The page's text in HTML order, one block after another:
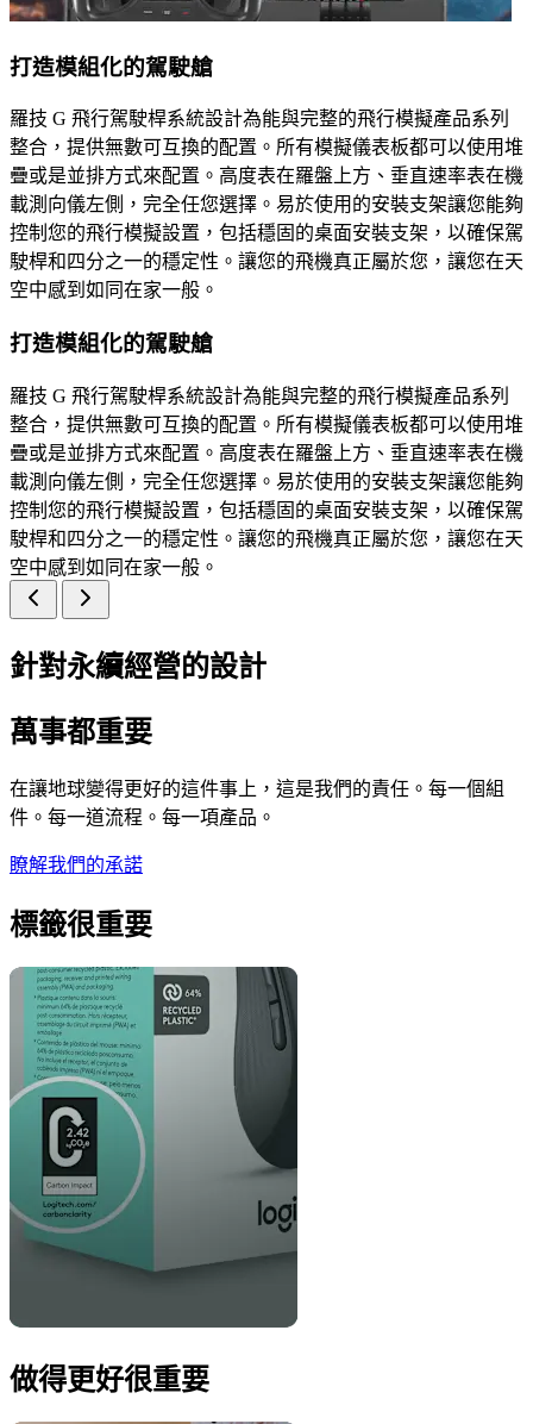
打造模組化的駕駛艙
羅技 G 飛行駕駛桿系統設計為能與完整的飛行模擬產品系列
整合，提供無數可互換的配置。所有模擬儀表板都可以使用堆
疊或是並排方式來配置。高度表在羅盤上方、垂直速率表在機
載測向儀左側，完全任您選擇。易於使用的安裝支架讓您能夠
控制您的飛行模擬設置，包括穩固的桌面安裝支架，以確保駕
駛桿和四分之一的穩定性。讓您的飛機真正屬於您，讓您在天
空中感到如同在家一般。
打造模組化的駕駛艙
羅技 G 飛行駕駛桿系統設計為能與完整的飛行模擬產品系列
整合，提供無數可互換的配置。所有模擬儀表板都可以使用堆
疊或是並排方式來配置。高度表在羅盤上方、垂直速率表在機
載測向儀左側，完全任您選擇。易於使用的安裝支架讓您能夠
控制您的飛行模擬設置，包括穩固的桌面安裝支架，以確保駕
駛桿和四分之一的穩定性。讓您的飛機真正屬於您，讓您在天
空中感到如同在家一般。
針對永續經營的設計
萬事都重要
在讓地球變得更好的這件事上，這是我們的責任。每一個組
件。每一道流程。每一項產品。
瞭解我們的承諾
標籤很重要
做得更好很重要